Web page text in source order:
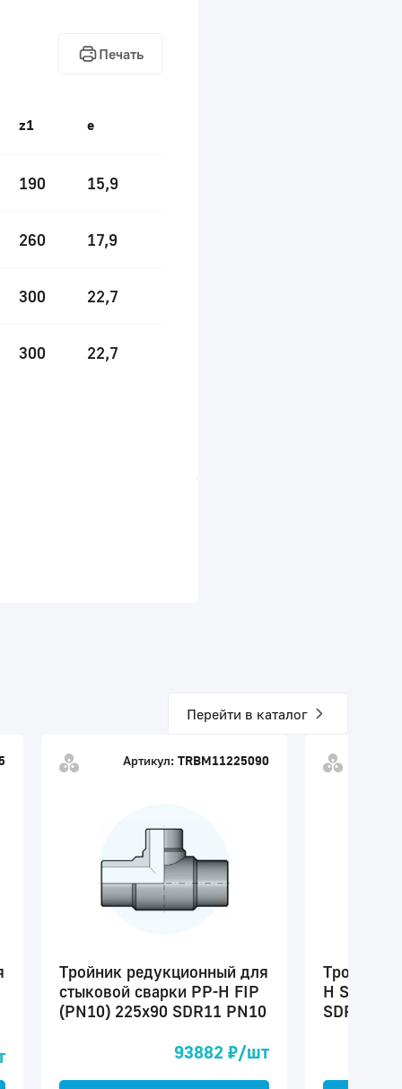
Печать
z1 e
190 15,9
260 17,9
300 22,7
300 22,7
Перейти в каталог
Артикул: TRBM11225090
Тройник редукционный для
стыковой сварки PP-H FIP
(PN10) 225x90 SDR11 PN10
93882 ₽/шт
Тройник
H Simona
SDR11